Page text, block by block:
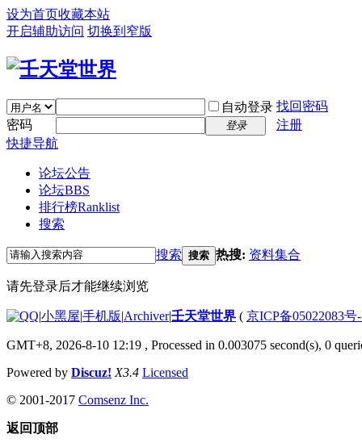
设为首页收藏本站
开启辅助访问 切换到窄版
自动登录 找回密码
密码
登录
注册
快捷导航
论坛公告
论坛BBS
排行榜Ranklist
搜索
搜索 搜索 热搜: 资料集合
请先登录后才能继续浏览
|小黑屋|手机版|Archiver|壬天堂世界 ( 京ICP备05022083号
GMT+8, 2026-8-10 12:19 , Processed in 0.003075 second(s), 0
Powered by Discuz! X3.4 Licensed
© 2001-2017 Comsenz Inc.
返回顶部